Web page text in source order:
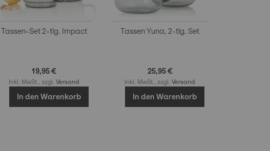
Tassen-Set 2-tlg. Impact
19,95 €
Inkl. MwSt., zzgl.Versand
In den Warenkorb
Tassen Yuna, 2-tlg. Set
25,95 €
Inkl. MwSt., zzgl.Versand
In den Warenkorb